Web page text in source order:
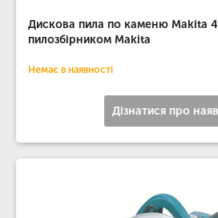
Дискова пила по каменю Makita
пилозбірником Makita
Немає в наявності
Дізнатися про